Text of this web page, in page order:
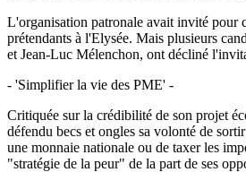
L'organisation patronale avait invité pour
prétendants à l'Elysée. Mais plusieurs
et Jean-Luc Mélenchon, ont décliné
- 'Simplifier la vie des PME' -
Critiquée sur la crédibilité de son projet
défendu becs et ongles sa volonté de
une monnaie nationale ou de taxer les
"stratégie de la peur" de la part de ses